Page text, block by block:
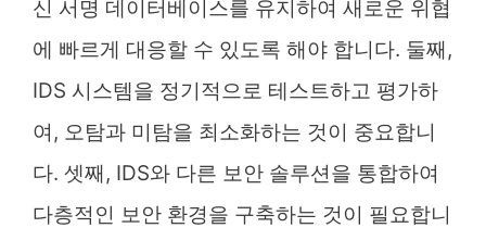
신 서명 데이터베이스를 유지하여 새로운 위협
에 빠르게 대응할 수 있도록 해야 합니다. 둘째,
IDS 시스템을 정기적으로 테스트하고 평가하
여, 오탐과 미탐을 최소화하는 것이 중요합니
다. 셋째, IDS와 다른 보안 솔루션을 통합하여
다층적인 보안 환경을 구축하는 것이 필요합니